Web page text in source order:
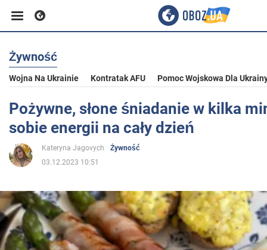
Biznes
Sport
Rozrywka
Polityka
Żywność
Wojna Na Ukrainie Kontratak AFU Pomoc Wojskowa Dla
Pożywne, słone śniadanie w kilka
sobie energii na cały dzień
Kateryna Jagovych
Żywność
03.12.2023 10:51